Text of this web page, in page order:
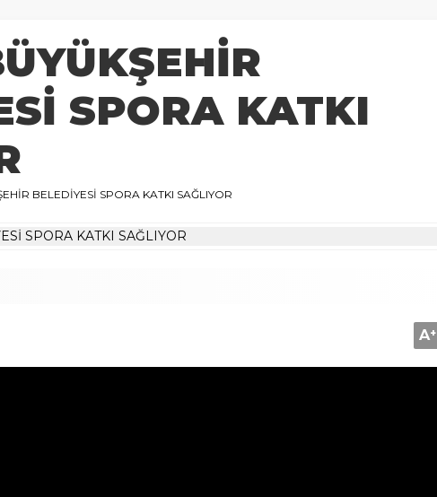
SPORA KATKI
BELEDİYESİ SPORA KATKI SAĞLIYOR
A+